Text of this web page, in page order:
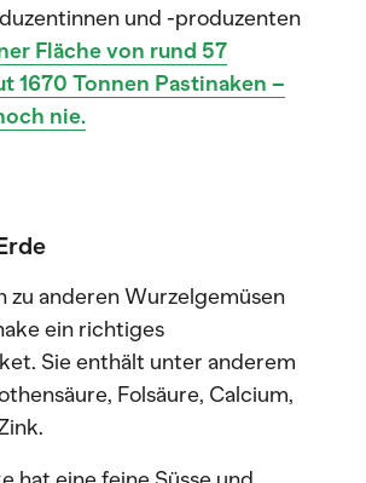
und -produzenten
Fläche von rund 57
1670 Tonnen Pastinaken –
nie.
zu anderen Wurzelgemüsen
ein richtiges
Sie enthält unter anderem
Folsäure, Calcium,